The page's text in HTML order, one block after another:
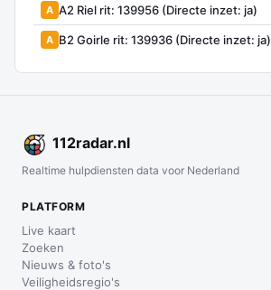
A A2 Riel rit: 139956 (Directe inzet: ja)
A B2 Goirle rit: 139936 (Directe inzet: ja)
112radar.nl
Realtime hulpdiensten data voor Nederland
PLATFORM
Live kaart
Zoeken
Nieuws & foto's
Veiligheidsregio's